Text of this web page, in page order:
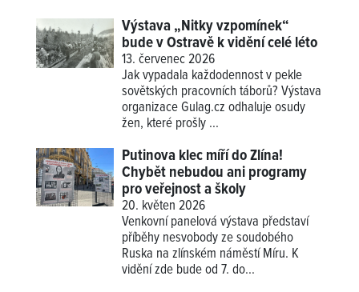
Výstava „Nitky vzpomínek“
bude v Ostravě k vidění celé léto
13. červenec 2026
Jak vypadala každodennost v pekle
sovětských pracovních táborů? Výstava
organizace Gulag.cz odhaluje osudy
žen, které prošly ...
Putinova klec míří do Zlína!
Chybět nebudou ani programy
pro veřejnost a školy
20. květen 2026
Venkovní panelová výstava představí
příběhy nesvobody ze soudobého
Ruska na zlínském náměstí Míru. K
vidění zde bude od 7. do...